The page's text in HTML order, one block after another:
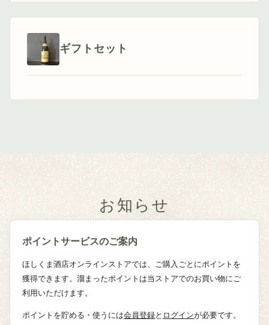
ギフトセット
お知らせ
ポイントサービスのご案内
ほしくま酒店オンラインストアでは、ご購入ごとにポイントを
獲得できます。溜まったポイントは当ストアでのお買い物にご
利用いただけます。
ポイントを貯める・使うには会員登録と ログインが必要です。